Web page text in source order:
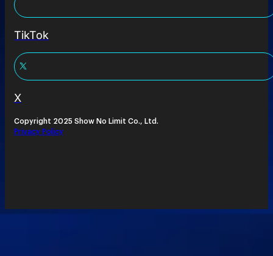
TikTok
X
Copyright 2025 Show No Limit Co., Ltd.
Privacy Policy